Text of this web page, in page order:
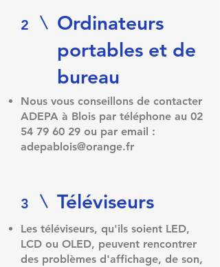
2
Ordinateurs
portables et de
bureau​
Nous vous conseillons de contacter
ADEPA à Blois par téléphone au 02
54 79 60 29 ou par email :
adepablois@orange.fr
3 Téléviseurs
Les téléviseurs, qu'ils soient LED,
LCD ou OLED, peuvent rencontrer
des problèmes d'affichage, de son,